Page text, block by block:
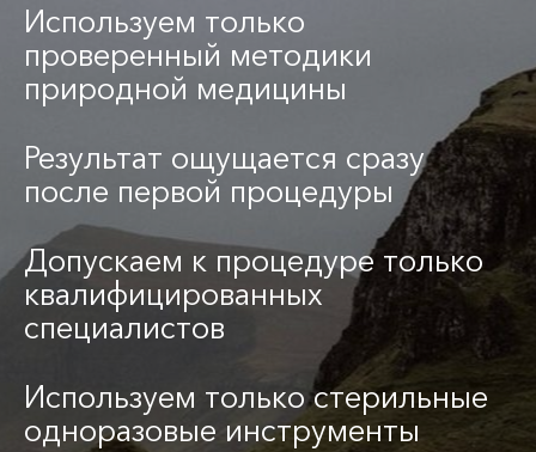
Используем только
проверенный методики
природной медицины
Результат ощущается сразу
после первой процедуры
Допускаем к процедуре только
квалифицированных
специалистов
Используем только стерильные
одноразовые инструменты